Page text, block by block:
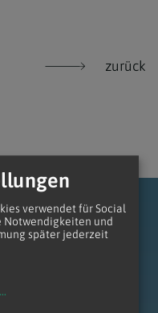
zurück
Stadtdekanat 17/18/19
Pfarre Nußdorf
verwendet für Social
Notwendigkeiten und
später jederzeit
...